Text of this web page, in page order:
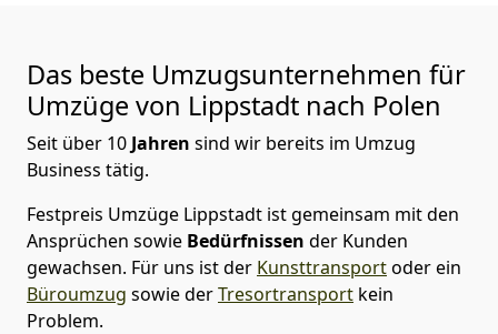
Das beste Umzugsunternehmen für
Umzüge von Lippstadt nach Polen
Seit über 10 Jahren sind wir bereits im Umzug
Business tätig.
Festpreis Umzüge Lippstadt ist gemeinsam mit den
Ansprüchen sowie Bedürfnissen der Kunden
gewachsen. Für uns ist der Kunsttransportoder ein
Büroumzug sowie derTresortransport kein
Problem.